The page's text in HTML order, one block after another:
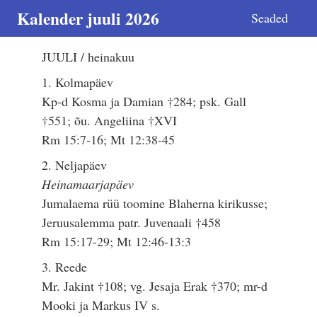
Kalender juuli 2026 Seaded
JUULI / heinakuu
1. Kolmapäev
Kp-d Kosma ja Damian †284; psk. Gall
†551; õu. Angeliina †XVI
Rm 15:7-16; Mt 12:38-45
2. Neljapäev
Heinamaarjapäev
Jumalaema rüü toomine Blaherna kirikusse;
Jeruusalemma patr. Juvenaali †458
Rm 15:17-29; Mt 12:46-13:3
3. Reede
Mr. Jakint †108; vg. Jesaja Erak †370; mr-d
Mooki ja Markus IV s.